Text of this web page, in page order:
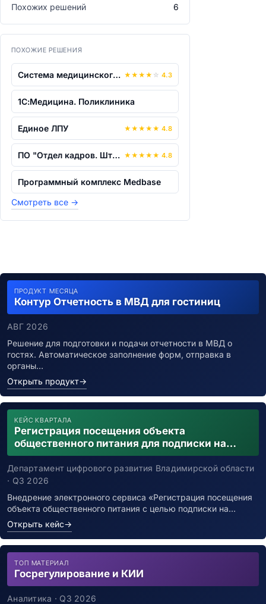
Похожих решений 6
ПОХОЖИЕ РЕШЕНИЯ
Система медицинского обслуживания "Мед... ★ ★ ★ ★ ☆ 4.3
1С:Медицина. Поликлиника
Единое ЛПУ ★ ★ ★ ★ ★ 4.8
ПО "Отдел кадров. Штатное расписание" ★ ★ ★ ★ ★ 4.8
Программный комплекс Medbase
Смотреть все →
ПРОДУКТ МЕСЯЦА
Контур Отчетность в МВД для гостиниц
АВГ 2026
Решение для подготовки и подачи отчетности в МВД о
гостях. Автоматическое заполнение форм, отправка в
органы…
Открыть продукт→
КЕЙС КВАРТАЛА
Регистрация посещения объекта
общественного питания для подписки на
уведомления о возможном контакте с
заболевшим новой коронавирусной
инфекцией
Департамент цифрового развития Владимирской области
· Q3 2026
Внедрение электронного сервиса «Регистрация посещения
объекта общественного питания с целью подписки на…
Открыть кейс→
ТОП МАТЕРИАЛ
Госрегулирование и КИИ
Аналитика · Q3 2026